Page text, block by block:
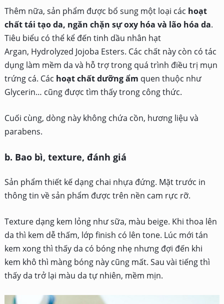
Thêm nữa, sản phẩm được bổ sung một loại các hoạt
chất tái tạo da, ngăn chặn sự oxy hóa và lão hóa da.
Tiêu biểu có thể kể đến tinh dầu nhân hạt
Argan, Hydrolyzed Jojoba Esters. Các chất này còn có tác
dụng làm mềm da và hỗ trợ trong quá trình điều trị mụn
trứng cá. Các hoạt chất dưỡng ẩm quen thuộc như
Glycerin… cũng được tìm thấy trong công thức.
Cuối cùng, dòng này không chứa cồn, hương liệu và
parabens.
b. Bao bì, texture, đánh giá
Sản phẩm thiết kế dạng chai nhựa đứng. Mặt trước in
thông tin về sản phẩm được trên nền cam rực rỡ.
Texture dạng kem lỏng như sữa, màu beige. Khi thoa lên
da thì kem dễ thấm, lớp finish có lên tone. Lúc mới tán
kem xong thì thấy da có bóng nhẹ nhưng đợi đến khi
kem khô thì màng bóng này cũng mất. Sau vài tiếng thì
thấy da trở lại màu da tự nhiên, mềm mịn.